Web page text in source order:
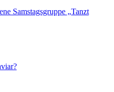
Samstagsgruppe „Tanzt